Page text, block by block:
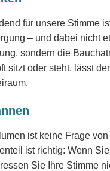
für unsere Stimme
– und dabei nicht
sondern die
sitzt oder steht, lässt
ist keine Frage
ist richtig: Wenn
Sie Ihre Stimme